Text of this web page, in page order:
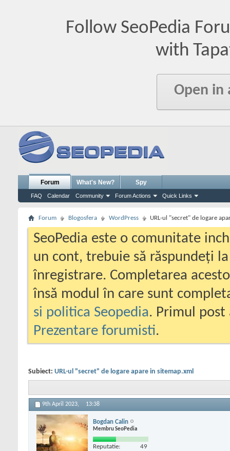
Follow SeoPedia
with
Open in
Forum
FAQ Calendar Community Forum Actions Quick Links
What's New? Spy
Forum Blogosfera WordPress URL-ul "secret" de logare
SeoPedia este o comunitate
un cont, trebuie să răspundeți
înregistrare. Completarea
însă modul în care sunt
si politica Seopedia. Primul
Prezentare forumisti.
Subiect: URL-ul "secret" de logare apare in sitemap.xml
9th April 2023, 13:38
Bogdan Calin
Membru SeoPedia
Reputatie: 49